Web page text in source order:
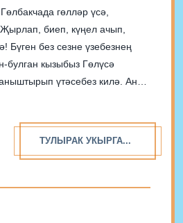
биеп, күңел ачып,
булган кызыбыз Гөлүсә
үтәсебез килә. Анын
һәм назлы һәм шул ук
ТУЛЫРАК УКЫРГА...